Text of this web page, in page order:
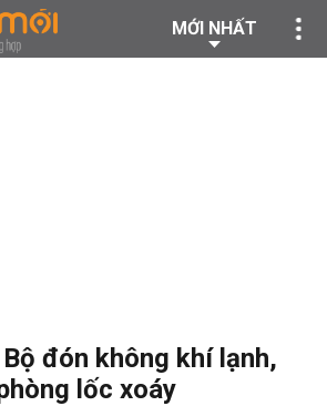
MỚI NHẤT
đón không khí lạnh,
lốc xoáy